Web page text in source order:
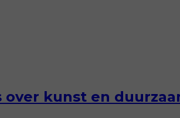
over kunst en